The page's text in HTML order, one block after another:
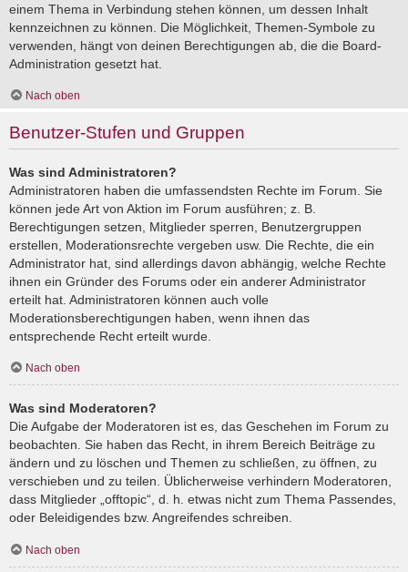
einem Thema in Verbindung stehen können, um dessen Inhalt
kennzeichnen zu können. Die Möglichkeit, Themen-Symbole zu
verwenden, hängt von deinen Berechtigungen ab, die die Board-
Administration gesetzt hat.
Nach oben
Benutzer-Stufen und Gruppen
Was sind Administratoren?
Administratoren haben die umfassendsten Rechte im Forum. Sie
können jede Art von Aktion im Forum ausführen; z. B.
Berechtigungen setzen, Mitglieder sperren, Benutzergruppen
erstellen, Moderationsrechte vergeben usw. Die Rechte, die ein
Administrator hat, sind allerdings davon abhängig, welche Rechte
ihnen ein Gründer des Forums oder ein anderer Administrator
erteilt hat. Administratoren können auch volle
Moderationsberechtigungen haben, wenn ihnen das
entsprechende Recht erteilt wurde.
Nach oben
Was sind Moderatoren?
Die Aufgabe der Moderatoren ist es, das Geschehen im Forum zu
beobachten. Sie haben das Recht, in ihrem Bereich Beiträge zu
ändern und zu löschen und Themen zu schließen, zu öffnen, zu
verschieben und zu teilen. Üblicherweise verhindern Moderatoren,
dass Mitglieder „offtopic“, d. h. etwas nicht zum Thema Passendes,
oder Beleidigendes bzw. Angreifendes schreiben.
Nach oben